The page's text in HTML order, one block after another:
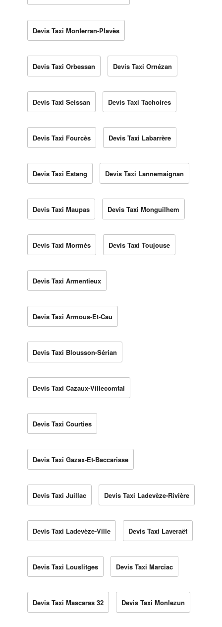
Devis Taxi Monferran-Plavès
Devis Taxi Orbessan Devis Taxi Ornézan
Devis Taxi Seissan Devis Taxi Tachoires
Devis Taxi Fourcès Devis Taxi Labarrère
Devis Taxi Estang Devis Taxi Lannemaignan
Devis Taxi Maupas Devis Taxi Monguilhem
Devis Taxi Mormès Devis Taxi Toujouse
Devis Taxi Armentieux
Devis Taxi Armous-Et-Cau
Devis Taxi Blousson-Sérian
Devis Taxi Cazaux-Villecomtal
Devis Taxi Courties
Devis Taxi Gazax-Et-Baccarisse
Devis Taxi Juillac Devis Taxi Ladevèze-Rivière
Devis Taxi Ladevèze-Ville Devis Taxi Laveraët
Devis Taxi Louslitges Devis Taxi Marciac
Devis Taxi Mascaras 32 Devis Taxi Monlezun